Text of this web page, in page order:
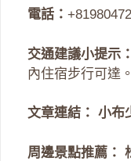
電話：
交通建議小提示：
內住宿步行可達。
文章連結： 小布
周邊景點推薦：